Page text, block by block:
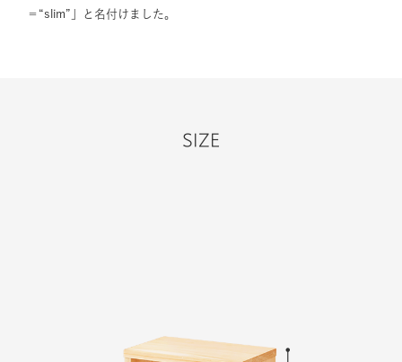
＝“slim”」と名付けました。
SIZE